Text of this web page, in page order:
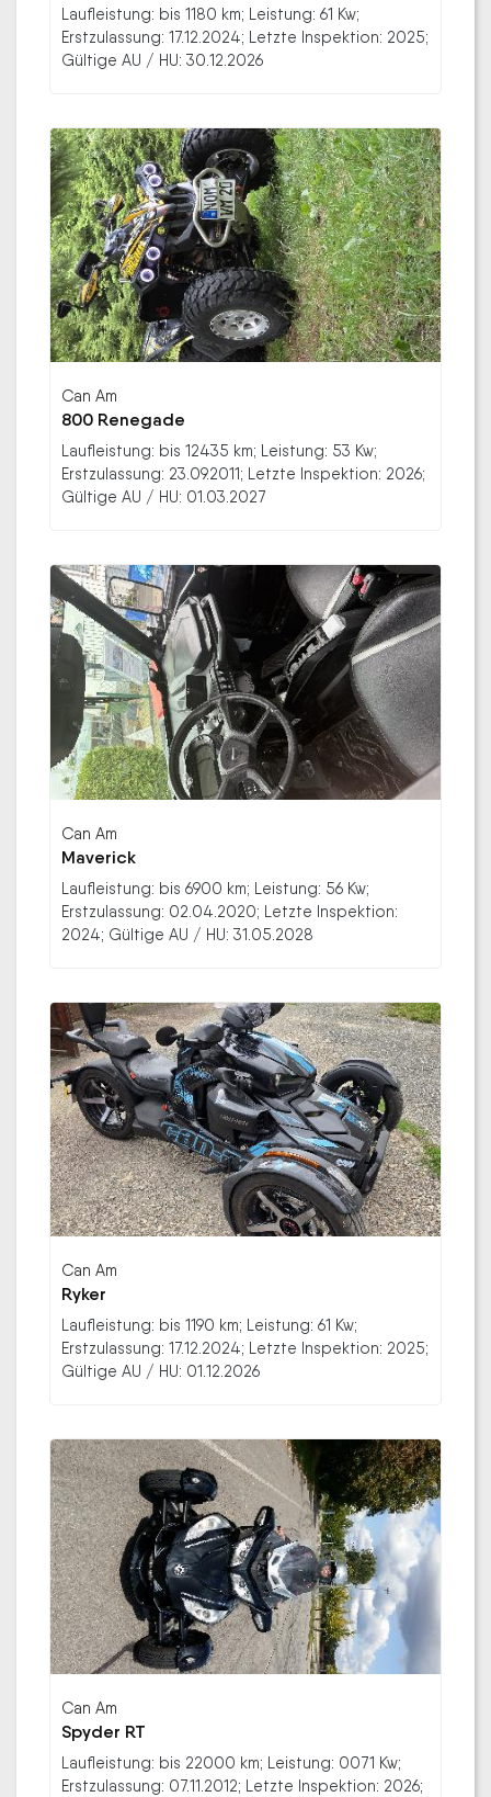
Laufleistung: bis 1180 km; Leistung: 61 Kw;
Erstzulassung: 17.12.2024; Letzte Inspektion: 2025;
Gültige AU / HU: 30.12.2026
Can Am
800 Renegade
Laufleistung: bis 12435 km; Leistung: 53 Kw;
Erstzulassung: 23.09.2011; Letzte Inspektion: 2026;
Gültige AU / HU: 01.03.2027
Can Am
Maverick
Laufleistung: bis 6900 km; Leistung: 56 Kw;
Erstzulassung: 02.04.2020; Letzte Inspektion:
2024; Gültige AU / HU: 31.05.2028
Can Am
Ryker
Laufleistung: bis 1190 km; Leistung: 61 Kw;
Erstzulassung: 17.12.2024; Letzte Inspektion: 2025;
Gültige AU / HU: 01.12.2026
Can Am
Spyder RT
Laufleistung: bis 22000 km; Leistung: 0071 Kw;
Erstzulassung: 07.11.2012; Letzte Inspektion: 2026;